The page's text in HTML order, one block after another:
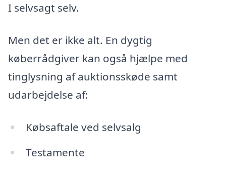
I selvsagt selv.
Men det er ikke alt. En dygtig
køberrådgiver kan også hjælpe med
tinglysning af auktionsskøde samt
udarbejdelse af:
Købsaftale ved selvsalg
Testamente